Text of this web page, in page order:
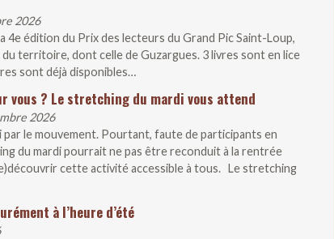
2026
4e édition du Prix des lecteurs du Grand Pic Saint-Loup,
territoire, dont celle de Guzargues. 3 livres sont en lice
sont déjà disponibles…
vous ? Le stretching du mardi vous attend
2026
par le mouvement. Pourtant, faute de participants en
du mardi pourrait ne pas être reconduit à la rentrée
cette activité accessible à tous. Le stretching
à l’heure d’été